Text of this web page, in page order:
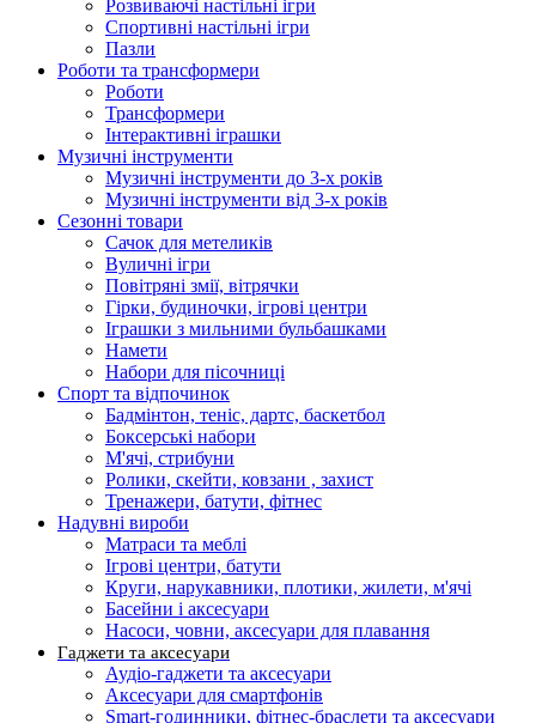
Розвиваючі настільні ігри
Спортивні настільні ігри
Пазли
Роботи та трансформери
Роботи
Трансформери
Інтерактивні іграшки
Музичні інструменти
Музичні інструменти до 3-х років
Музичні інструменти від 3-х років
Сезонні товари
Сачок для метеликів
Вуличні ігри
Повітряні змії, вітрячки
Гірки, будиночки, ігрові центри
Іграшки з мильними бульбашками
Намети
Набори для пісочниці
Спорт та відпочинок
Бадмінтон, теніс, дартс, баскетбол
Боксерські набори
М'ячі, стрибуни
Ролики, скейти, ковзани , захист
Тренажери, батути, фітнес
Надувні вироби
Матраси та меблі
Ігрові центри, батути
Круги, нарукавники, плотики, жилети, м'ячі
Басейни і аксесуари
Насоси, човни, аксесуари для плавання
Гаджети та аксесуари
Аудіо-гаджети та аксесуари
Аксесуари для смартфонів
Smart-годинники, фітнес-браслети та аксесуари